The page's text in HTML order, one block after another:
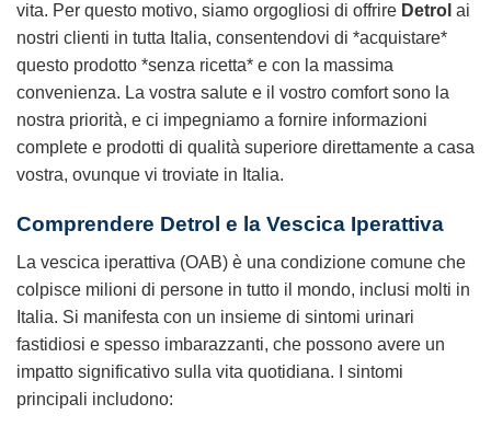
vita. Per questo motivo, siamo orgogliosi di offrire Detrol ai
nostri clienti in tutta Italia, consentendovi di *acquistare*
questo prodotto *senza ricetta* e con la massima
convenienza. La vostra salute e il vostro comfort sono la
nostra priorità, e ci impegniamo a fornire informazioni
complete e prodotti di qualità superiore direttamente a casa
vostra, ovunque vi troviate in Italia.
Comprendere Detrol e la Vescica Iperattiva
La vescica iperattiva (OAB) è una condizione comune che
colpisce milioni di persone in tutto il mondo, inclusi molti in
Italia. Si manifesta con un insieme di sintomi urinari
fastidiosi e spesso imbarazzanti, che possono avere un
impatto significativo sulla vita quotidiana. I sintomi
principali includono: